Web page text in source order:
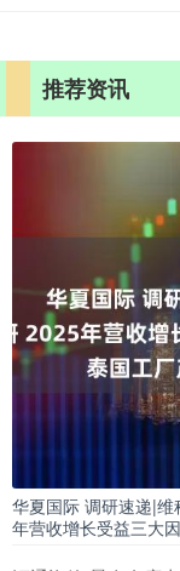
推荐资讯
华夏国际 调研速递|
年营收增长受益三大